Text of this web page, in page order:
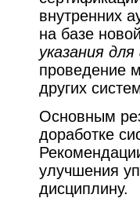
внутренних
на базе
указания
проведение
других
Основным
доработке
улучшения
дисциплину.